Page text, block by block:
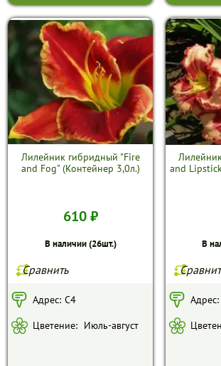
Лилейник гибридный "Fire
and Fog" (Контейнер 3,0л.)
610 ₽
В наличии (26шт.)
Сравнить
Адрес: С4
Цветение: Июль-август
and
В
Адрес: